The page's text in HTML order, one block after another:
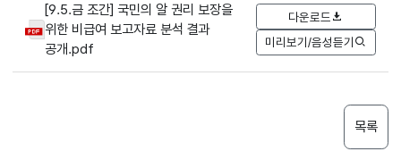
[9.5.금 조간] 국민의 알 권리 보장을
위한 비급여 보고자료 분석 결과
공개.pdf
다운로드
미리보기/음성듣기
목록